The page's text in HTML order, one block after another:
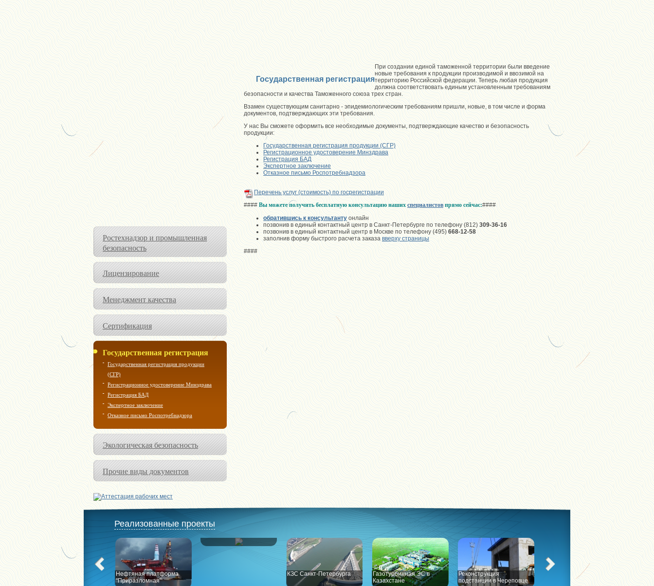
Ростехнадзор и промышленная
безопасность
Лицензирование
Менеджмент качества
Сертификация
Государственная регистрация
Государственная регистрация продукции
(СГР)
Регистрационное удостоверение Минздрава
Регистрация БАД
Экспертное заключение
Отказное письмо Роспотребнадзора
Экологическая безопасность
Прочие виды документов
Государственная регистрация
При создании единой таможенной территории были введение
новые требования к продукции производимой и ввозимой на
территорию Российской федерации. Теперь любая продукция
должна соответствовать единым установленным требованиям
безопасности и качества Таможенного союза трех стран.
Взамен существующим санитарно - эпидемиологическим требованиям пришли, новые, в том числе и форма
документов, подтверждающих эти требования.
У нас Вы сможете оформить все необходимые документы, подтверждающие качество и безопасность
продукции:
Государственная регистрация продукции (СГР)
Регистрационное удостоверение Минздрава
Регистрация БАД
Экспертное заключение
Отказное письмо Роспотребнадзора
Перечень услуг (стоимость) по госрегистрации
#### Вы можете получить бесплатную консультацию наших специалистов прямо сейчас:####
обратившись к консультанту онлайн
позвонив в единый контактный центр в Санкт-Петербурге по телефону (812) 309-36-16
позвонив в единый контактный центр в Москве по телефону (495) 668-12-58
заполнив форму быстрого расчета заказа вверху страницы
####
Реализованные проекты
Нефтяная платформа
"Приразломная"
РПК "Высоцк"
КЗС Санкт-Петербурга
Газотурбинная ЭС в
Казахстане
Реконструкция
подстанции в Череповце
Реконструкция Большого